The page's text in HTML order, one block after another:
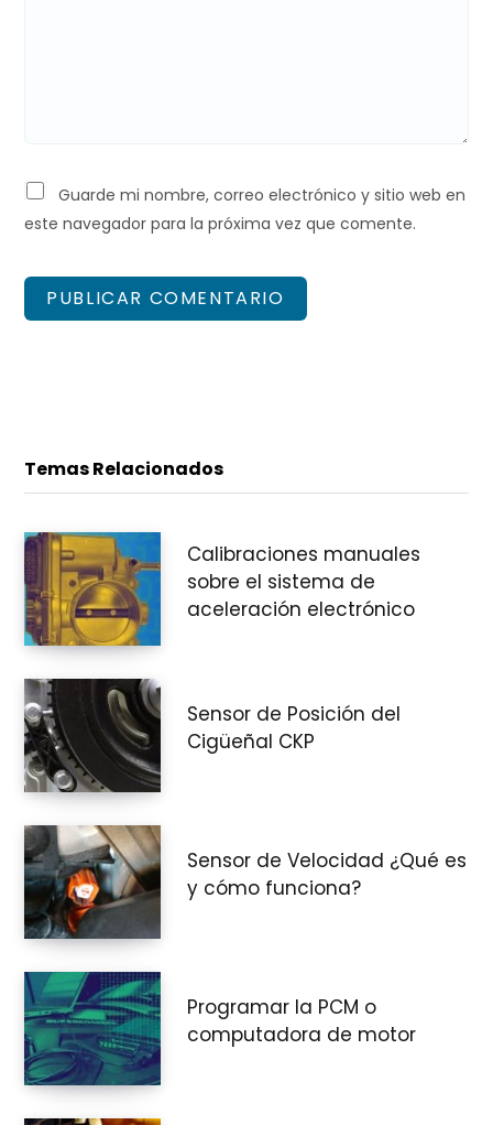
Guarde mi nombre, correo electrónico y sitio web en
este navegador para la próxima vez que comente.
Temas Relacionados
Calibraciones manuales
sobre el sistema de
aceleración electrónico
Sensor de Posición del
Cigüeñal CKP
Sensor de Velocidad ¿Qué es
y cómo funciona?
Programar la PCM o
computadora de motor